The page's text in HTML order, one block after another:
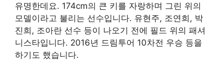
유명한데요. 174cm의 큰 키를 자랑하며 그린 위의
모델이라고 불리는 선수입니다. 유현주, 조연희, 박
진희, 조아란 선수 등이 나오기 전에 필드 위의 패셔
니스타입니다. 2016년 드림투어 10차전 우승 등을
하기도 했습니다.